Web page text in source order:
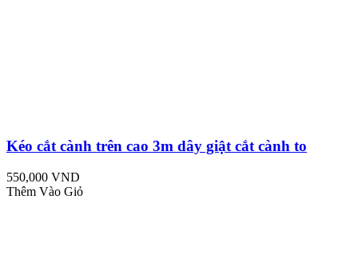
Kéo cắt cành trên cao 3m dây giật cắt cành to
550,000 VND
Thêm Vào Giỏ